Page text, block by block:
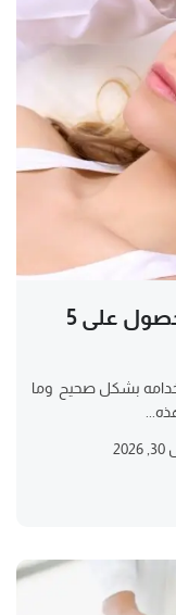
طريقة استخدام فيلر الشعر للحصول على 5
بشكل صحيح وما